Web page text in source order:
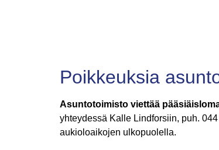
Poikkeuksia
Asuntotoimisto viettää
yhteydessä Kalle Lindforsiin, puh.
aukioloaikojen ulkopuolella.